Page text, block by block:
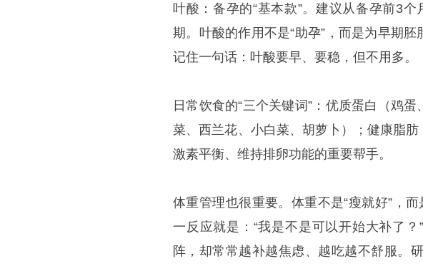
叶酸：备孕的“基本款”。建议从备孕前3
期。叶酸的作用不是“助孕”，而是为早期
记住一句话：叶酸要早、要稳，但不用多。
日常饮食的“三个关键词”：优质蛋白（鸡
菜、西兰花、小白菜、胡萝卜）；健康脂
激素平衡、维持排卵功能的重要帮手。
体重管理也很重要。体重不是“瘦就好”，
一反应就是：“我是不是可以开始大补了
阵，却常常越补越焦虑、越吃越不舒服。